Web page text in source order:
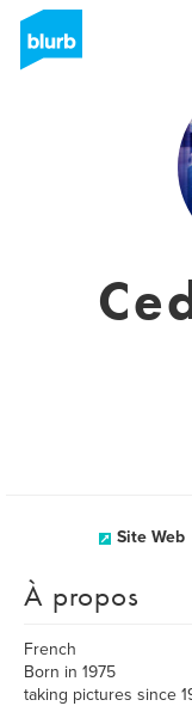
Site Web
À propos
French
Born in 1975
taking pictures since